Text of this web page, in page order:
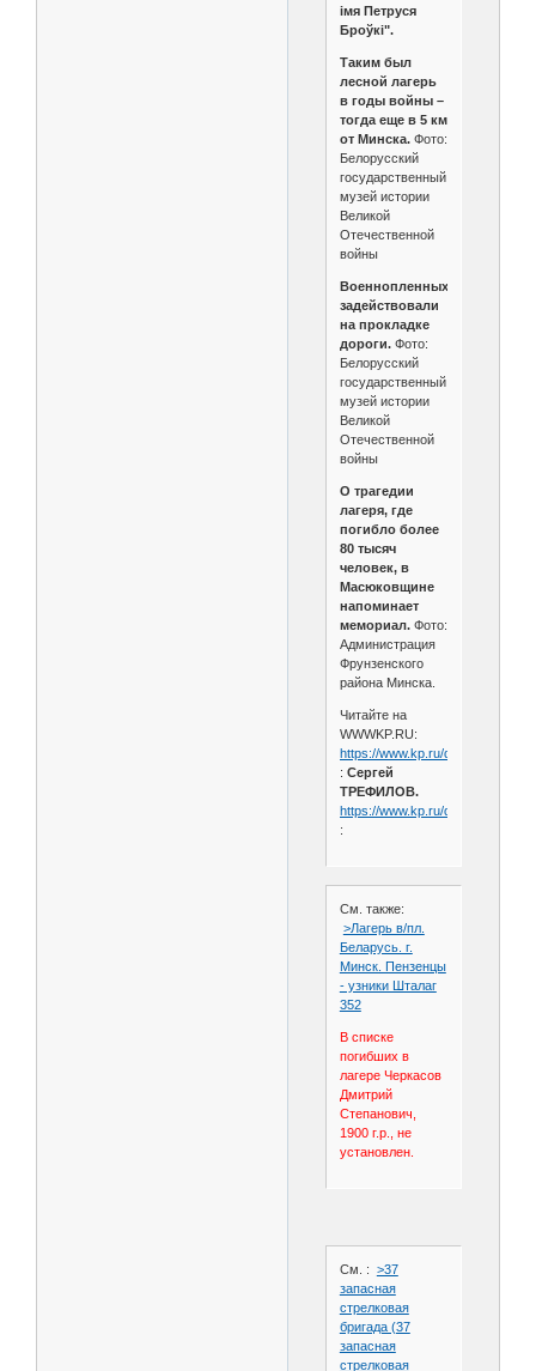
імя Петруся
Броўкі".
Таким был
лесной лагерь
в годы войны –
тогда еще в 5 км
от Минска.Фото:
Белорусский
государственный
музей истории
Великой
Отечественной
войны
Военнопленных
задействовали
на прокладке
дороги.Фото:
Белорусский
государственный
музей истории
Великой
Отечественной
войны
О трагедии
лагеря, где
погибло более
80 тысяч
человек, в
Масюковщине
напоминает
мемориал.Фото:
Администрация
Фрунзенского
района Минска.
Читайте на
WWWKP.RU:
https://www.kp.ru/daily/27054/
: Сергей
ТРЕФИЛОВ.
https://www.kp.ru/daily/27054/
:
См. также:
>Лагерь в/пл.
Беларусь. г.
Минск. Пензенцы
- узники Шталаг
352
В списке
погибших в
лагере Черкасов
Дмитрий
Степанович,
1900 г.р., не
установлен.
См. : >37
запасная
стрелковая
бригада (37
запасная
стрелковая